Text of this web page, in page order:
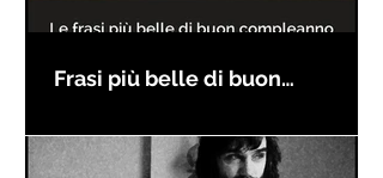
Frasi più belle di buon